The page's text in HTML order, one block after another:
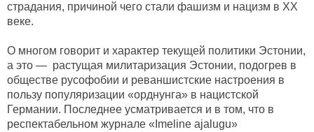
страдания, причиной чего стали фашизм и нацизм в ХХ
веке.
О многом говорит и характер текущей политики Эстонии,
а это — растущая милитаризация Эстонии, подогрев в
обществе русофобии и реваншистские настроения в
пользу популяризации «орднунга» в нацистской
Германии. Последнее усматривается и в том, что в
респектабельном журнале «Imeline ajalugu»